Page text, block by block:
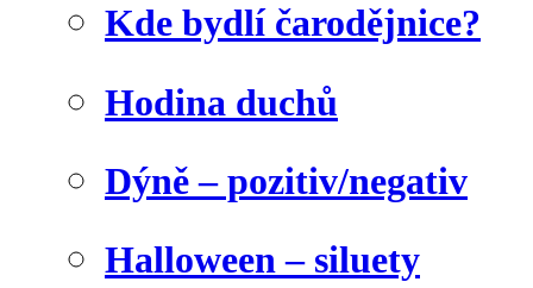
Kde bydlí čarodějnice?
Hodina duchů
Dýně – pozitiv/negativ
Halloween – siluety